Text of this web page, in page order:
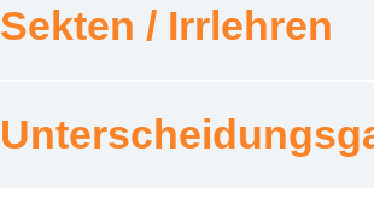
Sekten / Irrlehren